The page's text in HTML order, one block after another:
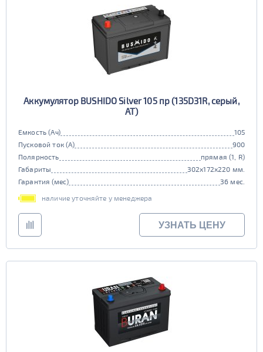
Аккумулятор BUSHIDO Silver 105 пр (135D31R, серый,
AT)
Емкость (Ач)
105
Пусковой ток (А)
900
Полярность
прямая (1, R)
Габариты
302x172x220 мм.
Гарантия (мес)
36 мес.
наличие уточняйте у менеджера
УЗНАТЬ ЦЕНУ